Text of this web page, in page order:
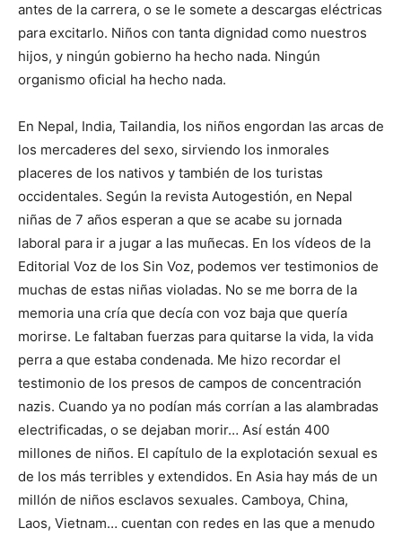
antes de la carrera, o se le somete a descargas eléctricas
para excitarlo. Niños con tanta dignidad como nuestros
hijos, y ningún gobierno ha hecho nada. Ningún
organismo oficial ha hecho nada.
En Nepal, India, Tailandia, los niños engordan las arcas de
los mercaderes del sexo, sirviendo los inmorales
placeres de los nativos y también de los turistas
occidentales. Según la revista Autogestión, en Nepal
niñas de 7 años esperan a que se acabe su jornada
laboral para ir a jugar a las muñecas. En los vídeos de la
Editorial Voz de los Sin Voz, podemos ver testimonios de
muchas de estas niñas violadas. No se me borra de la
memoria una cría que decía con voz baja que quería
morirse. Le faltaban fuerzas para quitarse la vida, la vida
perra a que estaba condenada. Me hizo recordar el
testimonio de los presos de campos de concentración
nazis. Cuando ya no podían más corrían a las alambradas
electrificadas, o se dejaban morir… Así están 400
millones de niños. El capítulo de la explotación sexual es
de los más terribles y extendidos. En Asia hay más de un
millón de niños esclavos sexuales. Camboya, China,
Laos, Vietnam… cuentan con redes en las que a menudo